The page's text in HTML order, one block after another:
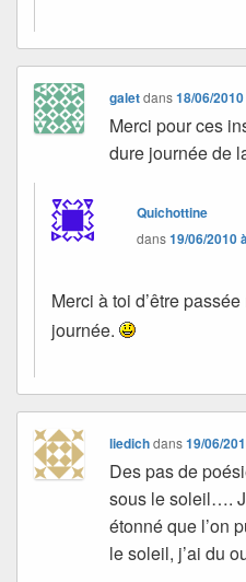
galetdans18/06/
Merci pour ces
dure journée de
Quichottine
dans19/06/2010
Merci à toi d’être
journée.
liedichdans19/06/
Des pas de
sous le soleil….
étonné que l’on
le soleil, j’ai du